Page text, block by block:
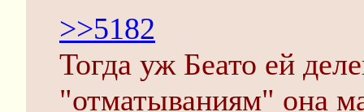
>>5182
Тогда уж Беато ей
"отматываниям" она